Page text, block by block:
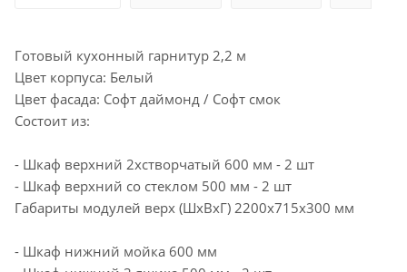
Готовый кухонный гарнитур 2,2 м
Цвет корпуса: Белый
Цвет фасада: Софт даймонд / Софт смок
Состоит из:
- Шкаф верхний 2хстворчатый 600 мм - 2 шт
- Шкаф верхний со стеклом 500 мм - 2 шт
Габариты модулей верх (ШхВхГ) 2200х715х300 мм
- Шкаф нижний мойка 600 мм